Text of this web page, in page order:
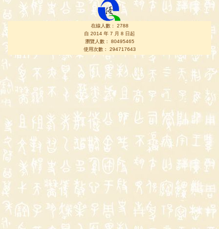
在線人數： 2788
自 2014 年 7 月 8 日起
瀏覽人數： 80495465
使用次數： 294717643